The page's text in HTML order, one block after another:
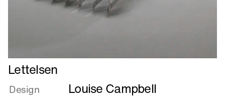
Læs
mere
om
Lettelsen
Design Louise Campbell